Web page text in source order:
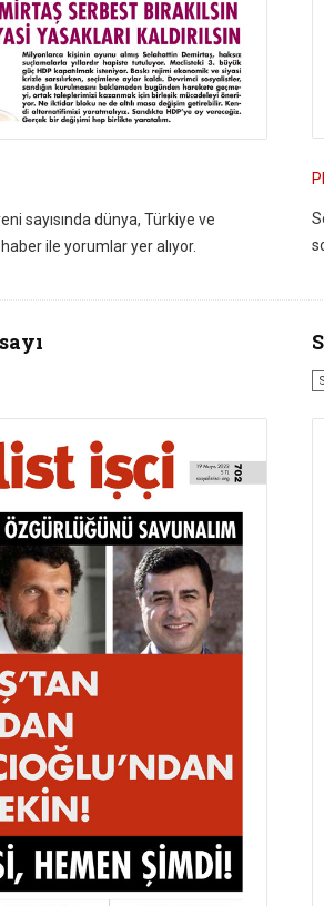
sayısında dünya, Türkiye ve
ile yorumlar yer alıyor.